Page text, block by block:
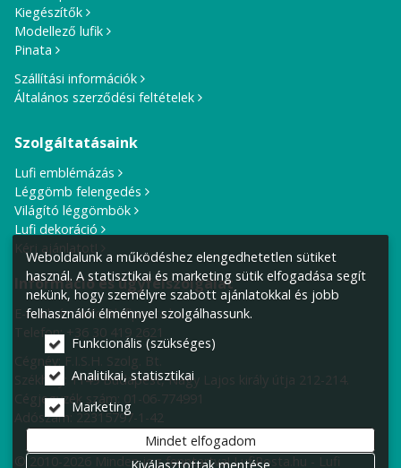
Kiegészítők
Modellező lufik
Pinata
Szállítási információk
Általános szerződési feltételek
Szolgáltatásaink
Lufi emblémázás
Léggömb felengedés
Világító léggömbök
Lufi dekoráció
Kérj ajánlatot!
Információ és ügyfélszolgálat
E-mail cím:info@lufiposta.hu
Telefon:+36 30 419 2621
Cégnév: F.I.S.H. Szolg. Bt.
Székhely: 1149 Budapest, Nagy Lajos király útja 212-214.
Cégjegyzék szám: 01-06-774991
Adószám: 22315797-1-42
© 2010-2026 Minden jog fenntartva! LufiPosta.hu - Lufi
Weboldalunk a működéshez elengedhetetlen sütiket
használ. A statisztikai és marketing sütik elfogadása segít
nekünk, hogy személyre szabott ajánlatokkal és jobb
felhasználói élménnyel szolgálhassunk.
Funkcionális (szükséges)
Analitikai, statisztikai
Marketing
Mindet elfogadom